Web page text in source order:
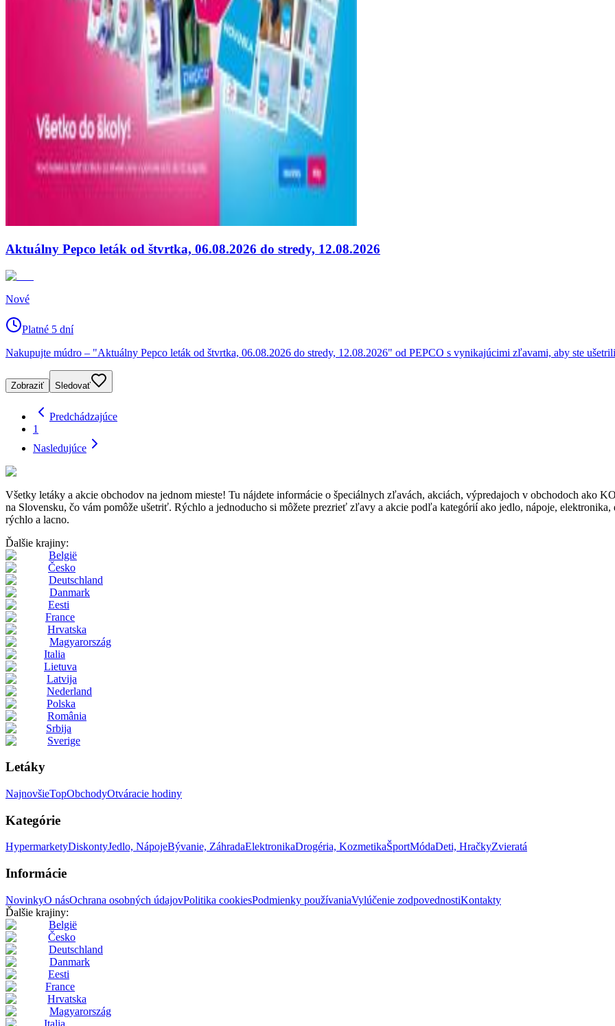
Aktuálny Pepco leták od štvrtka, 06.08.2026 do stredy, 12.08.2026
Nové
Platné 5 dní
Nakupujte múdro – "Aktuálny Pepco leták od štvrtka, 06.08.2026 do stredy, 12.08.2026" od PEPCO s vynikajúcimi zľavami, aby ste
Zobraziť Sledovať
Predchádzajúce
1
Nasledujúce
Všetky letáky a akcie obchodov na jednom mieste! Tu nájdete informácie o špeciálnych zľavách, akciách, výpredajoch v obchodoch
na Slovensku, čo vám pomôže ušetriť. Rýchlo a jednoducho si môžete prezrieť zľavy a akcie podľa kategórií ako jedlo, nápoje,
rýchlo a lacno.
Ďalšie krajiny:
België
Česko
Deutschland
Danmark
Eesti
France
Hrvatska
Magyarország
Italia
Lietuva
Latvija
Nederland
Polska
România
Srbija
Sverige
Letáky
NajnovšieTopObchodyOtváracie hodiny
Kategórie
HypermarketyDiskontyJedlo, NápojeBývanie, ZáhradaElektronikaDrogéria, KozmetikaŠportMódaDeti, HračkyZvieratá
Informácie
NovinkyO násOchrana osobných údajovPolitika cookiesPodmienky používaniaVylúčenie zodpovednostiKontakty
Ďalšie krajiny:
België
Česko
Deutschland
Danmark
Eesti
France
Hrvatska
Magyarország
Italia